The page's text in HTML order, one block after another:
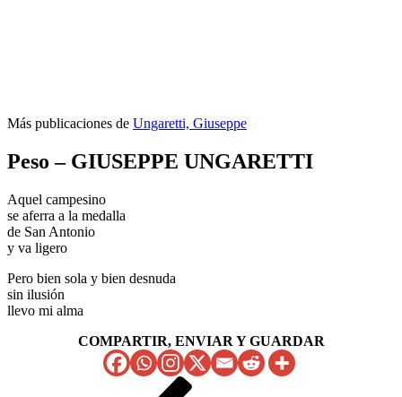
Más publicaciones de Ungaretti, Giuseppe
Peso – GIUSEPPE UNGARETTI
Aquel campesino
se aferra a la medalla
de San Antonio
y va ligero
Pero bien sola y bien desnuda
sin ilusión
llevo mi alma
COMPARTIR, ENVIAR Y GUARDAR